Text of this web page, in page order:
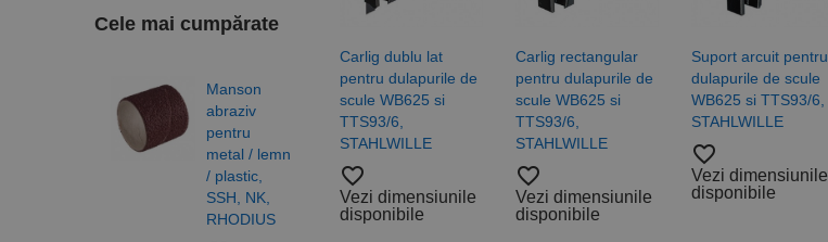
Cele mai cumpărate
Manson
abraziv
pentru
metal / lemn
/ plastic,
SSH, NK,
RHODIUS
Burghie
elicoidale,
DIN 338, tip
N, HSS-G -
profesionala,
Burghie
elicoidale,
DIN 338, tip
VA, HSSE-
Co 5 -
gama
Carlig dublu lat
pentru dulapurile de
scule WB625 si
TTS93/6,
STAHLWILLE
favorite_border
Vezi dimensiunile
disponibile
Carlig rectangular
pentru dulapurile de
scule WB625 si
TTS93/6,
STAHLWILLE
favorite_border
Vezi dimensiunile
disponibile
Suport arcuit pentru
dulapurile de scule
WB625 si TTS93/6,
STAHLWILLE
favorite_border
Vezi dimensiunile
disponibile